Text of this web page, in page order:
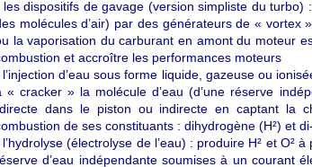
les dispositifs de gavage (version simpliste du turbo)
molécules d’air) par des générateurs de «
la vaporisation du carburant en amont du moteur
et accroître les performances moteurs
l’injection d’eau sous forme liquide, gazeuse ou
« cracker » la molécule d’eau (d’une réserve
dans le piston ou indirecte en captant la
de ses constituants : dihydrogène (H²) et
l’hydrolyse (électrolyse de l’eau) : produire H² et O²
d’eau indépendante soumises à un courant